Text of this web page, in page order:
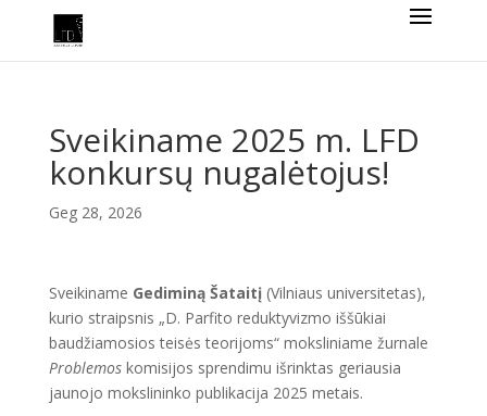
Sveikiname 2025 m. LFD
konkursų nugalėtojus!
Geg 28, 2026
Sveikiname Gediminą Šataitį(Vilniaus universitetas),
kurio straipsnis „D. Parfito reduktyvizmo iššūkiai
baudžiamosios teisės teorijoms“ moksliniame žurnale
Problemoskomisijos sprendimu išrinktas geriausia
jaunojo mokslininko publikacija 2025 metais.